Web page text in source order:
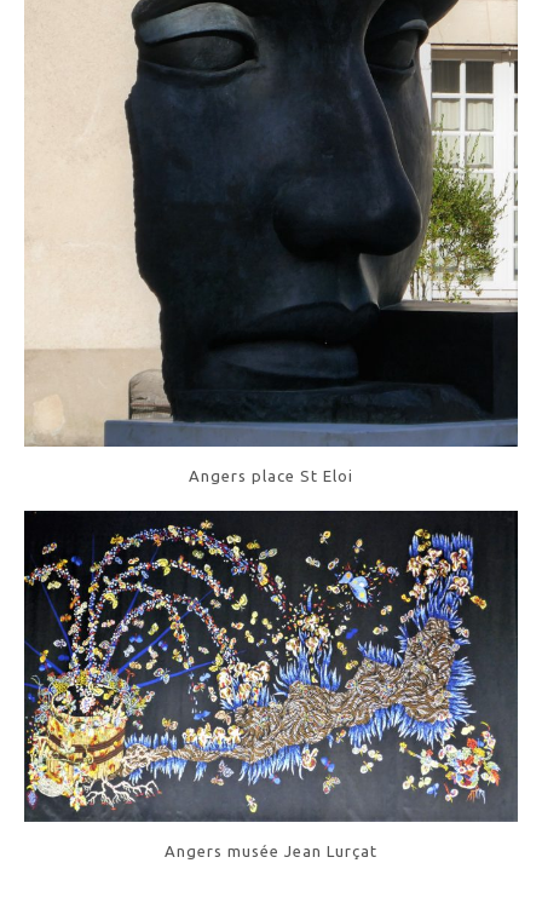
Angers place St Eloi
Angers musée Jean Lurçat